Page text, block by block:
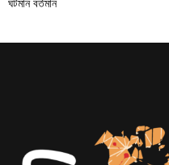
ঘটমান বর্তমান